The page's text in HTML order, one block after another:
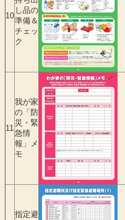
10
し品の
準備＆
チェッ
ク
11
我が家
の「防
災・緊
急情
報」メ
モ
指定避